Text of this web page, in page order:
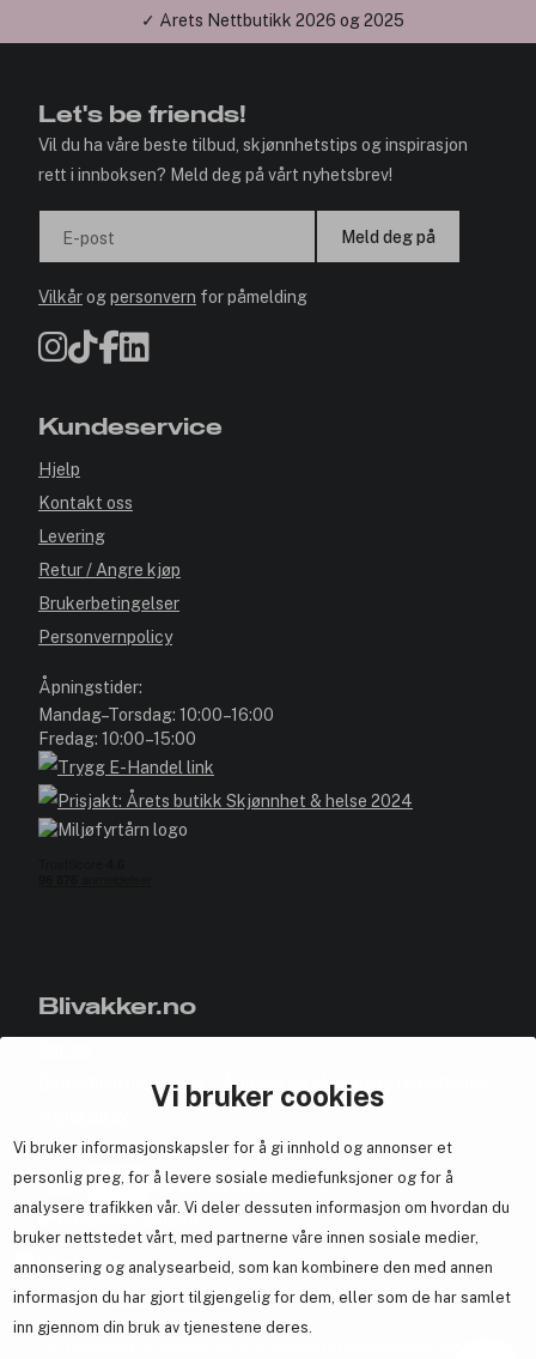
Vi bruker cookies
Vi bruker informasjonskapsler for å gi innhold og annonser et
personlig preg, for å levere sosiale mediefunksjoner og for å
analysere trafikken vår. Vi deler dessuten informasjon om hvordan du
bruker nettstedet vårt, med partnerne våre innen sosiale medier,
annonsering og analysearbeid, som kan kombinere den med annen
informasjon du har gjort tilgjengelig for dem, eller som de har samlet
inn gjennom din bruk av tjenestene deres.
✓ Årets Nettbutikk 2026 og 2025
Let's be friends!
Vil du ha våre beste tilbud, skjønnhetstips og inspirasjon
rett i innboksen? Meld deg på vårt nyhetsbrev!
E-post Meld deg på
Vilkårogpersonvern for påmelding
Kundeservice
Hjelp
Kontakt oss
Levering
Retur / Angre kjøp
Brukerbetingelser
Personvernpolicy
Åpningstider:
Mandag–Torsdag: 10:00–16:00
Fredag: 10:00–15:00
Blivakker.no
Bli medlem helt gratis - få poeng og eksklusive rabattkoder.
Samarbeid med oss
En del avBrandsdal Group AS